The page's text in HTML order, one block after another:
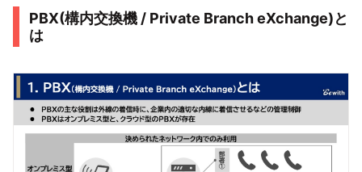
PBX(構内交換機 / Private Branch eXchange)と
は